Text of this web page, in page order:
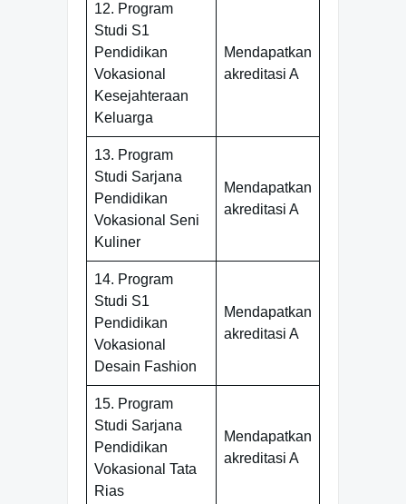
12. Program
Studi S1
Pendidikan
Vokasional
Kesejahteraan
Keluarga
Mendapatkan
akreditasi A
13. Program
Studi Sarjana
Pendidikan
Vokasional Seni
Kuliner
Mendapatkan
akreditasi A
14. Program
Studi S1
Pendidikan
Vokasional
Desain Fashion
Mendapatkan
akreditasi A
15. Program
Studi Sarjana
Pendidikan
Vokasional Tata
Rias
Mendapatkan
akreditasi A